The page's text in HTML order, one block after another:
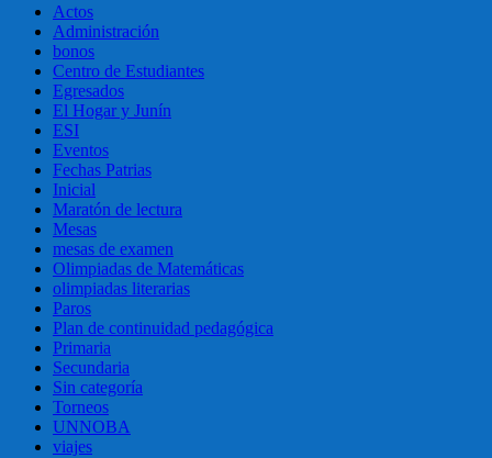
Actos
Administración
bonos
Centro de Estudiantes
Egresados
El Hogar y Junín
ESI
Eventos
Fechas Patrias
Inicial
Maratón de lectura
Mesas
mesas de examen
Olimpiadas de Matemáticas
olimpiadas literarias
Paros
Plan de continuidad pedagógica
Primaria
Secundaria
Sin categoría
Torneos
UNNOBA
viajes